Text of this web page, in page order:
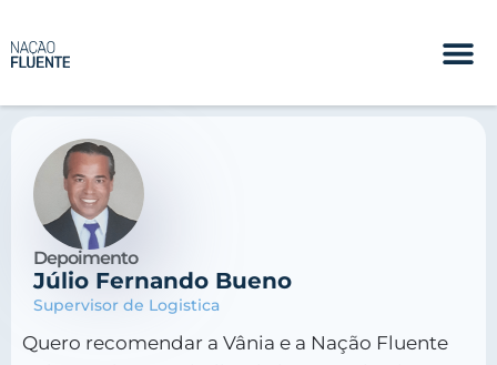
Depoimento
Júlio Fernando Bueno
Supervisor de Logistica
Quero recomendar a Vânia e a Nação Fluente